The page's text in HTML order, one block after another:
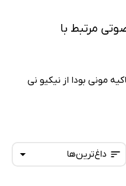
مرتبط با
مونی بودا از نیکیو نی
داغ‌ترین‌ها